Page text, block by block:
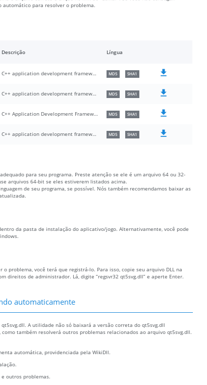
automático para resolver o problema.
Descrição Língua
C++ application development framework. MD5 SHA1
C++ application development framework. MD5 SHA1
C++ Application Development Framework MD5 SHA1
C++ application development framework. MD5 SHA1
para seu programa. Preste atenção se ele é um arquivo 64 ou 32-
arquivos 64-bit se eles estiverem listados acima.
de seu programa, se possível. Nós também recomendamos baixar as
da pasta de instalação do aplicativo/jogo. Alternativamente, você pode
problema, você terá que registrá-lo. Para isso, copie seu arquivo DLL na
direitos de administrador. Lá, digite “regsvr32 qt5svg.dll” e aperte Enter.
automaticamente
A utilidade não só baixará a versão correta do qt5svg.dll
também resolverá outros problemas relacionados ao arquivo qt5svg.dll.
automática, providenciada pela WikiDll.
outros problemas.